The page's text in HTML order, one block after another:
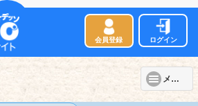
会員登録 ログイン
メニュー